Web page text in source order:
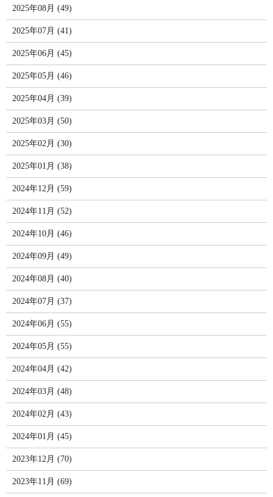
2025年08月 (49)
2025年07月 (41)
2025年06月 (45)
2025年05月 (46)
2025年04月 (39)
2025年03月 (50)
2025年02月 (30)
2025年01月 (38)
2024年12月 (59)
2024年11月 (52)
2024年10月 (46)
2024年09月 (49)
2024年08月 (40)
2024年07月 (37)
2024年06月 (55)
2024年05月 (55)
2024年04月 (42)
2024年03月 (48)
2024年02月 (43)
2024年01月 (45)
2023年12月 (70)
2023年11月 (69)